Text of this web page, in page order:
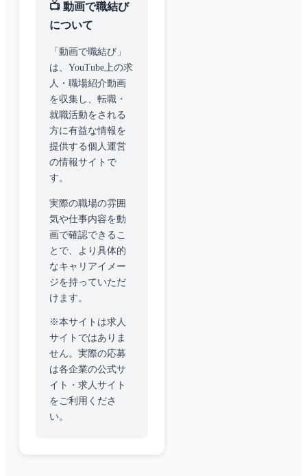
📺 動画で職結び
について
「動画で職結び」
は、YouTube上の求
人・職場紹介動画
を収集し、転職・
就職活動をされる
方に有益な情報を
提供する個人運営
の情報サイトで
す。
実際の職場の雰囲
気や仕事内容を動
画で確認できるこ
とで、より具体的
なキャリアイメー
ジを持っていただ
けます。
※本サイトは求人
サイトではありま
せん。実際の応募
は各企業の公式サ
イト・求人サイト
をご利用くださ
い。